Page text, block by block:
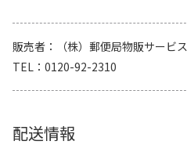
販売者
（株）郵便局物販サービス
TEL
0120-92-2310
配送情報